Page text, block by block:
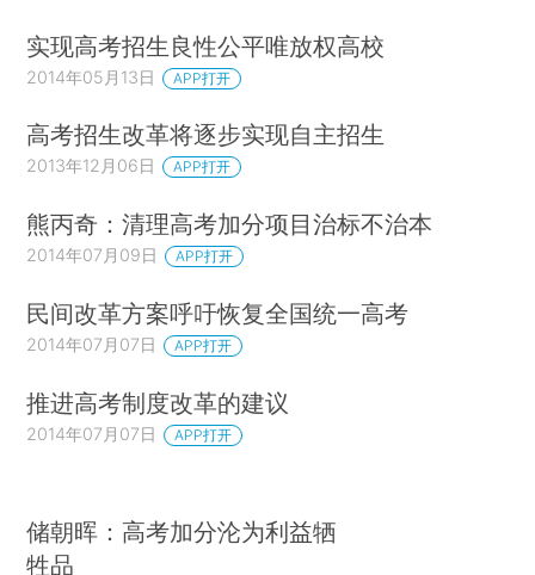
实现高考招生良性公平唯放权高校
2014年05月13日 APP打开
高考招生改革将逐步实现自主招生
2013年12月06日 APP打开
熊丙奇：清理高考加分项目治标不治本
2014年07月09日 APP打开
民间改革方案呼吁恢复全国统一高考
2014年07月07日 APP打开
推进高考制度改革的建议
2014年07月07日 APP打开
储朝晖：高考加分沦为利益牺
牲品